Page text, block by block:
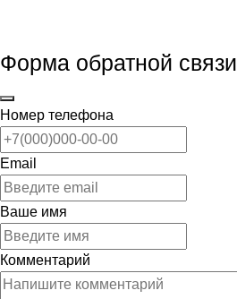
Форма обратной связи
Номер телефона
Email
Ваше имя
Комментарий